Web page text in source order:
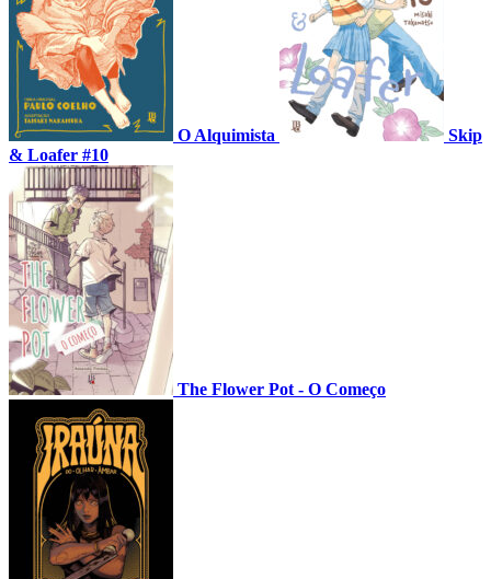
O Alquimista
Skip
& Loafer #10
The Flower Pot - O Começo